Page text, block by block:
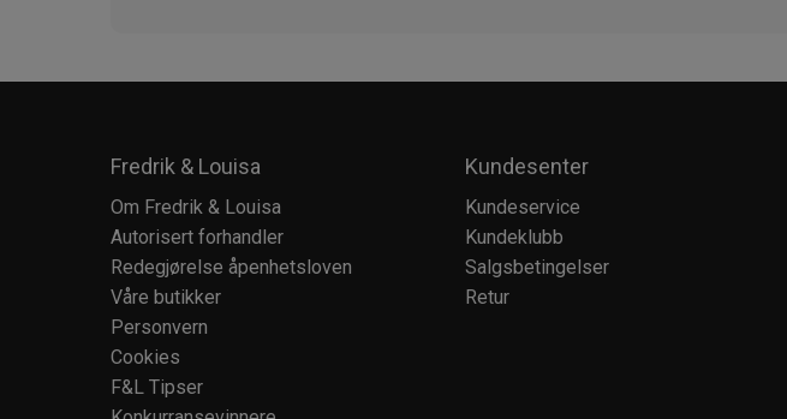
Fredrik & Louisa
Om Fredrik & Louisa
Autorisert forhandler
Redegjørelse åpenhetsloven
Våre butikker
Personvern
Cookies
F&L Tipser
Kundesenter
Kundeservice
Kundeklubb
Salgsbetingelser
Retur